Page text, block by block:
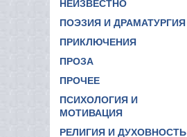
НЕИЗВЕСТНО
ПОЭЗИЯ И ДРАМАТУРГИЯ
ПРИКЛЮЧЕНИЯ
ПРОЗА
ПРОЧЕЕ
ПСИХОЛОГИЯ И
МОТИВАЦИЯ
РЕЛИГИЯ И ДУХОВНОСТЬ